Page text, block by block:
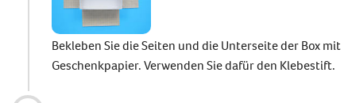
Bekleben Sie die Seiten und die Unterseite der Box mit
Geschenkpapier. Verwenden Sie dafür den Klebestift.